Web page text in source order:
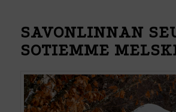
SAVONLINNAN
SOTIEMME